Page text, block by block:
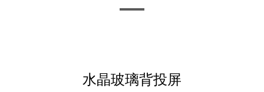
水晶玻璃背投屏